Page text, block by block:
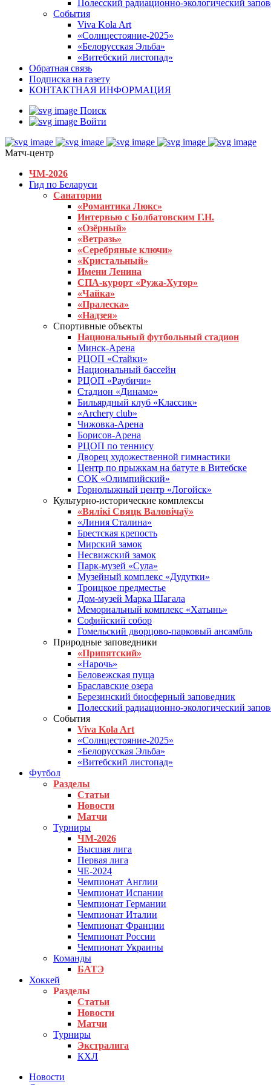
Полесский радиационно-экологический
События
Viva Kola Art
«Солнцестояние-2025»
«Белорусская Эльба»
«Витебский листопад»
Обратная связь
Подписка на газету
КОНТАКТНАЯ ИНФОРМАЦИЯ
Поиск
Войти
Матч-центр
ЧМ-2026
Гид по Беларуси
Санатории
«Романтика Люкс»
Интервью с Болбатовским Г.Н.
«Озёрный»
«Ветразь»
«Серебряные ключи»
«Кристальный»
Имени Ленина
СПА-курорт «Ружа-Хутор»
«Чайка»
«Пралеска»
«Надзея»
Спортивные объекты
Национальный футбольный стадион
Минск-Арена
РЦОП «Стайки»
Национальный бассейн
РЦОП «Раубичи»
Стадион «Динамо»
Бильярдный клуб «Классик»
«Archery club»
Чижовка-Арена
Борисов-Арена
РЦОП по теннису
Дворец художественной гимнастики
Центр по прыжкам на батуте в Витебске
СОК «Олимпийский»
Горнолыжный центр «Логойск»
Культурно-исторические комплексы
«Вялікі Свяцк Валовічаў»
«Линия Сталина»
Брестская крепость
Мирский замок
Несвижский замок
Парк-музей «Сула»
Музейный комплекс «Дудутки»
Троицкое предместье
Дом-музей Марка Шагала
Мемориальный комплекс «Хатынь»
Софийский собор
Гомельский дворцово-парковый ансамбль
Природные заповедники
«Припятский»
«Нарочь»
Беловежская пуща
Браславские озера
Березинский биосферный заповедник
Полесский радиационно-экологический
События
Viva Kola Art
«Солнцестояние-2025»
«Белорусская Эльба»
«Витебский листопад»
Футбол
Разделы
Статьи
Новости
Матчи
Турниры
ЧМ-2026
Высшая лига
Первая лига
ЧЕ-2024
Чемпионат Англии
Чемпионат Испании
Чемпионат Германии
Чемпионат Италии
Чемпионат Франции
Чемпионат России
Чемпионат Украины
Команды
БАТЭ
Хоккей
Разделы
Статьи
Новости
Матчи
Турниры
Экстралига
КХЛ
Новости